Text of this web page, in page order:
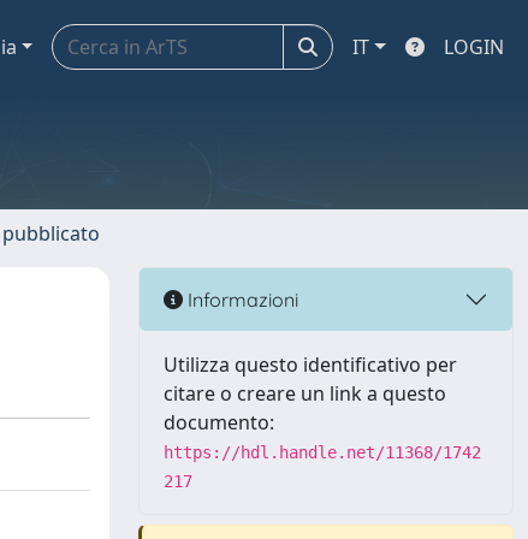
IT LOGIN
Informazioni
Utilizza questo identificativo per
citare o creare un link a questo
documento:
https://hdl.handle.net/11368/1742
217